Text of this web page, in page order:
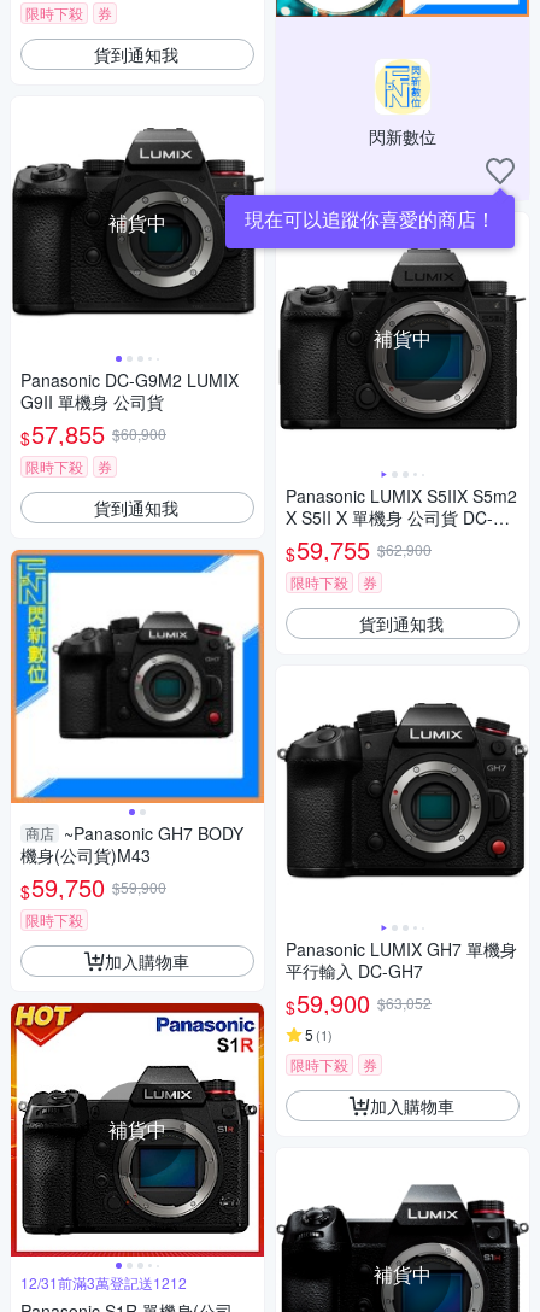
限時下殺
券
貨到通知我
補貨中
Panasonic DC-G9M2 LUMIX
G9II 單機身 公司貨
$57,855 $60,900
限時下殺
券
貨到通知我
商店 ~Panasonic GH7 BODY
機身(公司貨)M43
$59,750 $59,900
限時下殺
加入購物車
補貨中
12/31前滿3萬登記送1212
閃新數位
現在可以追蹤你喜愛的商店！
補貨中
Panasonic LUMIX S5IIX S5m2
X S5II X 單機身 公司貨 DC-S5
M2X
$59,755 $62,900
限時下殺
券
貨到通知我
Panasonic LUMIX GH7 單機身
平行輸入 DC-GH7
$59,900 $63,052
5 (1)
限時下殺 券
加入購物車
補貨中